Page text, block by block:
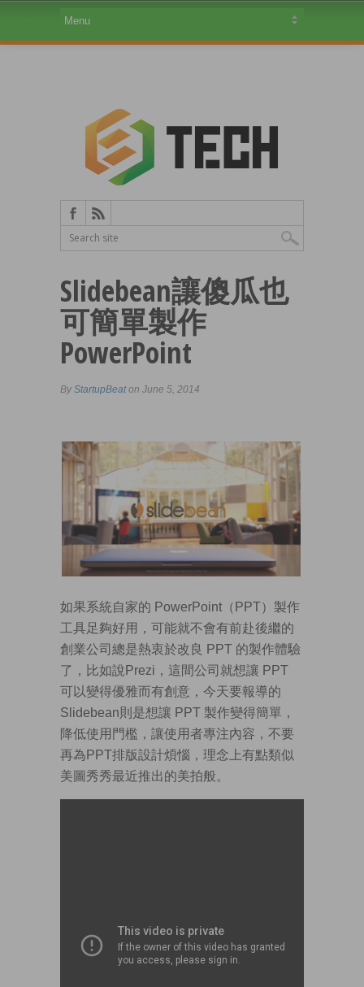
Slidebean讓傻瓜也
可簡單製作
PowerPoint
By StartupBeaton June 5, 2014
如果系統自家的 PowerPoint（PPT）製作
工具足夠好用，可能就不會有前赴後繼的
創業公司總是熱衷於改良 PPT 的製作體驗
了，比如說Prezi，這間公司就想讓 PPT
可以變得優雅而有創意，今天要報導的
Slidebean則是想讓 PPT 製作變得簡單，
降低使用門檻，讓使用者專注內容，不要
再為PPT排版設計煩惱，理念上有點類似
美圖秀秀最近推出的美拍般。